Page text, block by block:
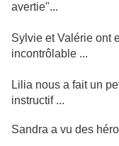
avertie"...
Sylvie et Valérie ont
incontrôlable ...
Lilia nous a fait un
instructif ...
Sandra a vu des